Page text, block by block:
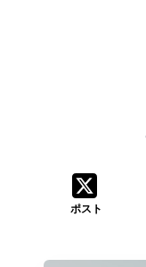
ポスト